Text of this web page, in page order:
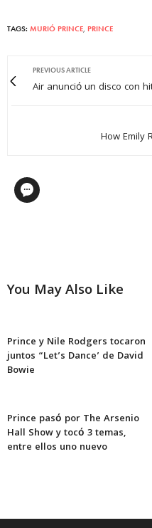
TAGS: MURIÓ PRINCE, PRINCE
PREVIOUS ARTICLE
Air anunció un disco con
How Emily
You May Also Like
Prince y Nile Rodgers tocaron
juntos “Let’s Dance’ de David
Bowie
Prince pasó por The Arsenio
Hall Show y tocó 3 temas,
entre ellos uno nuevo